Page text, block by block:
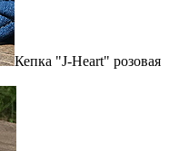
Кепка "J-Heart" розовая